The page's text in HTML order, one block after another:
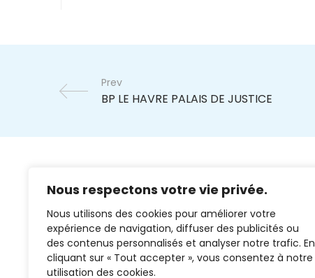
Nous respectons votre vie privée.
Nous utilisons des cookies pour améliorer votre
expérience de navigation, diffuser des publicités ou
des contenus personnalisés et analyser notre trafic. En
cliquant sur « Tout accepter », vous consentez à notre
utilisation des cookies.
Prev
02 37 38 00 78